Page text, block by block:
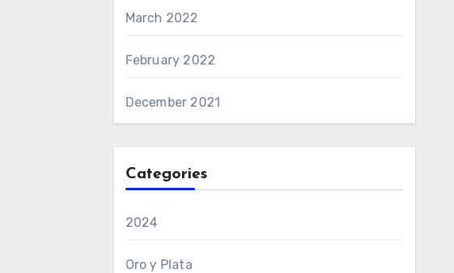
March 2022
February 2022
December 2021
Categories
2024
Oro y Plata